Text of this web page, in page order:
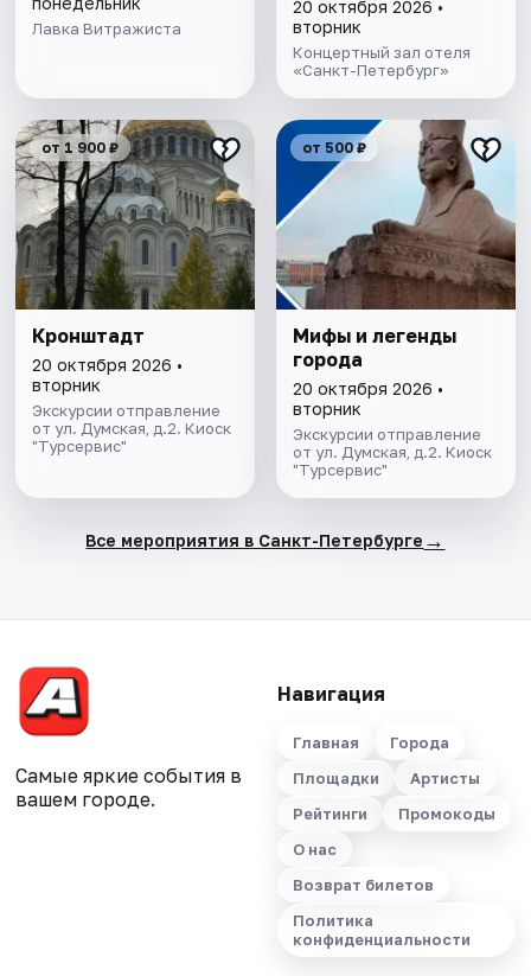
Лавка Витражиста
20 октября 2026 •
вторник
Концертный зал отеля
«Санкт-Петербург»
от 1 900 ₽
Кронштадт
20 октября 2026 •
вторник
Экскурсии отправление
от ул. Думская, д.2. Киоск
"Турсервис"
от 500 ₽
Мифы и легенды
города
20 октября 2026 •
вторник
Экскурсии отправление
от ул. Думская, д.2. Киоск
"Турсервис"
Все мероприятия в Санкт-Петербурге →
Самые яркие события в
вашем городе.
Навигация
Главная
Города
Площадки
Артисты
Рейтинги
Промокоды
О нас
Возврат билетов
Политика
конфиденциальности